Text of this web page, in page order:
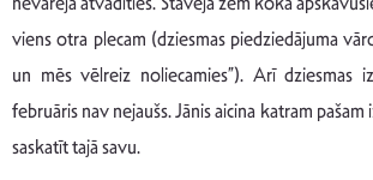
viens otra plecam (dziesmas piedziedājuma
un mēs vēlreiz noliecamies”). Arī dziesmas
februāris nav nejaušs. Jānis aicina katram
saskatīt tajā savu.